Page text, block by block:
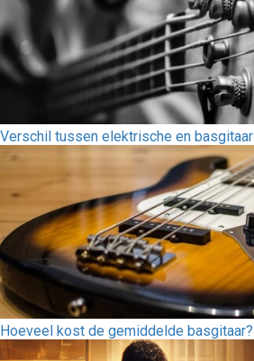
Verschil tussen elektrische en basgitaar
Hoeveel kost de gemiddelde basgitaar?